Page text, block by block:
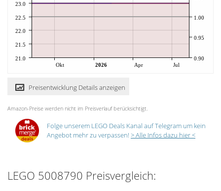
Okt 2026 Apr Jul
21.0
21.5
22.0
22.5
23.0
0.90
0.95
1.00
Preisentwicklung Details anzeigen
Amazon-Preise werden nicht im Preisverlauf berücksichtigt.
Folge unserem LEGO Deals Kanal auf Telegram um kein
Angebot mehr zu verpassen! > Alle Infos dazu hier <
LEGO 5008790 Preisvergleich: